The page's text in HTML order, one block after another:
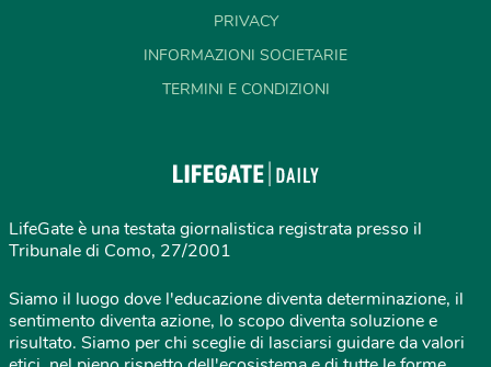
PRIVACY
INFORMAZIONI SOCIETARIE
TERMINI E CONDIZIONI
LifeGate è una testata giornalistica registrata presso il
Tribunale di Como, 27/2001
Siamo il luogo dove l'educazione diventa determinazione, il
sentimento diventa azione, lo scopo diventa soluzione e
risultato. Siamo per chi sceglie di lasciarsi guidare da valori